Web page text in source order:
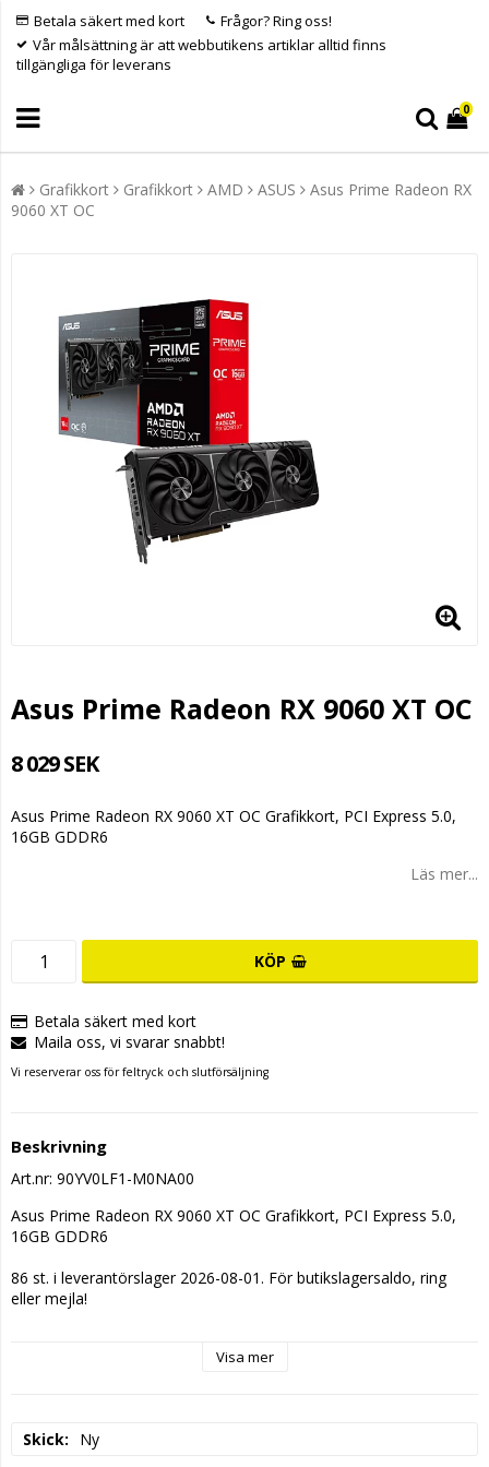
Betala säkert med kort
Frågor? Ring oss!
Vår målsättning är att webbutikens artiklar alltid finns
tillgängliga för leverans
0
Grafikkort Grafikkort AMD ASUS
Asus Prime Radeon RX
9060 XT OC
Asus Prime Radeon RX 9060 XT OC
8 029 SEK
Asus Prime Radeon RX 9060 XT OC Grafikkort, PCI Express 5.0,
16GB GDDR6
Läs mer...
KÖP
Betala säkert med kort
Maila oss, vi svarar snabbt!
Vi reserverar oss för feltryck och slutförsäljning
Beskrivning
Art.nr: 90YV0LF1-M0NA00
Asus Prime Radeon RX 9060 XT OC Grafikkort, PCI Express 5.0,
16GB GDDR6
86 st. i leverantörslager 2026-08-01. För butikslagersaldo, ring
eller mejla!
Visa mer
Skick Ny